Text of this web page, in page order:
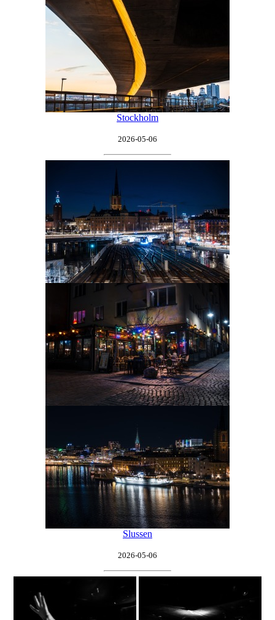
Stockholm
2026-05-06
Slussen
2026-05-06